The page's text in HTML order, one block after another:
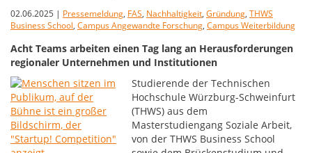
02.06.2025 | Pressemeldung, FAS, Nachhaltigkeit, Gründung, THWS
Business School, Campus Angewandte Forschung, Campus Weiterbildung
Acht Teams arbeiten einen Tag lang an Herausforderungen
regionaler Unternehmen und Institutionen
Studierende der Technischen
Hochschule Würzburg-Schweinfurt
(THWS) aus dem
Masterstudiengang Soziale Arbeit,
von der THWS Business School